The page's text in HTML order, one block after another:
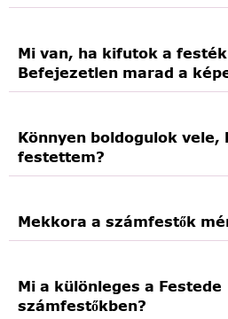
Mi van, ha kifutok a
Befejezetlen marad a
Könnyen boldogulok vele,
festettem?
Mekkora a számfestők
Mi a különleges a Festede
számfestőkben?